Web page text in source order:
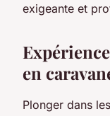
exigeante et
en
Plonger dans les